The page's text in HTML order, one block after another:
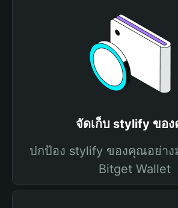
จัดเก็บ stylify ขอ
ปกป้อง stylify ของคุณอย่าง
Bitget Wallet